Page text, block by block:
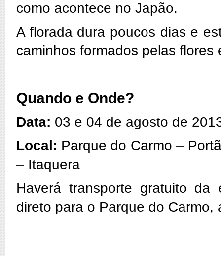
como acontece no Japão.
A florada dura poucos dias e
caminhos formados pelas flores
Quando e Onde?
Data: 03 e 04 de agosto de
Local: Parque do Carmo –
– Itaquera
Haverá transporte gratuito da
direto para o Parque do Carmo,